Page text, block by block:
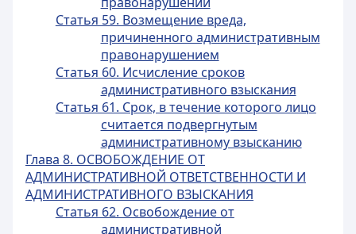
Статья 59. Возмещение вреда,
причиненного административным
правонарушением
Статья 60. Исчисление сроков
административного взыскания
Статья 61. Срок, в течение которого лицо
считается подвергнутым
административному взысканию
Глава 8. ОСВОБОЖДЕНИЕ ОТ
АДМИНИСТРАТИВНОЙ ОТВЕТСТВЕННОСТИ И
АДМИНИСТРАТИВНОГО ВЗЫСКАНИЯ
Статья 62. Освобождение от
административной